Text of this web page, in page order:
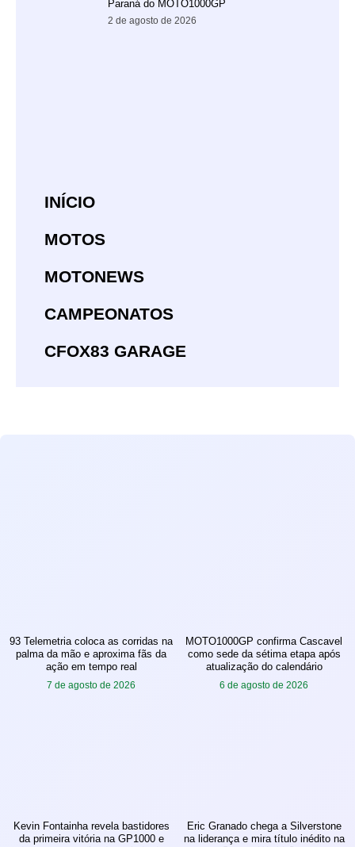
Paraná do MOTO1000GP
2 de agosto de 2026
INÍCIO
MOTOS
MOTONEWS
CAMPEONATOS
CFOX83 GARAGE
93 Telemetria coloca as corridas na
palma da mão e aproxima fãs da
ação em tempo real
7 de agosto de 2026
MOTO1000GP confirma Cascavel
como sede da sétima etapa após
atualização do calendário
6 de agosto de 2026
Kevin Fontainha revela bastidores
da primeira vitória na GP1000 e
Eric Granado chega a Silverstone
na liderança e mira título inédito na